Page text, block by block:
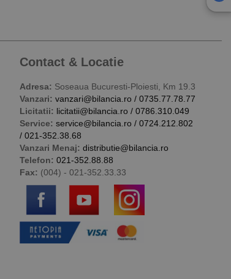
Contact & Locatie
Adresa: Soseaua Bucuresti-Ploiesti, Km 19.3
Vanzari:vanzari@bilancia.ro / 0735.77.78.77
Licitatii: licitatii@bilancia.ro /0786.310.049
Service:service@bilancia.ro /0724.212.802
/021-352.38.68
Vanzari Menaj: distributie@bilancia.ro
Telefon:021-352.88.88
Fax: (004) - 021-352.33.33